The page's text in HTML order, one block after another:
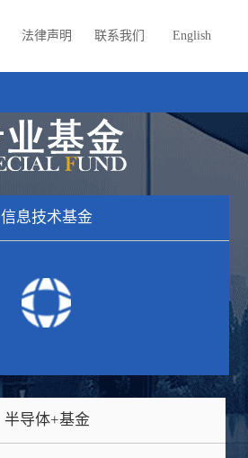
法律声明 联系我们 English
信息技术基金
半导体+基金